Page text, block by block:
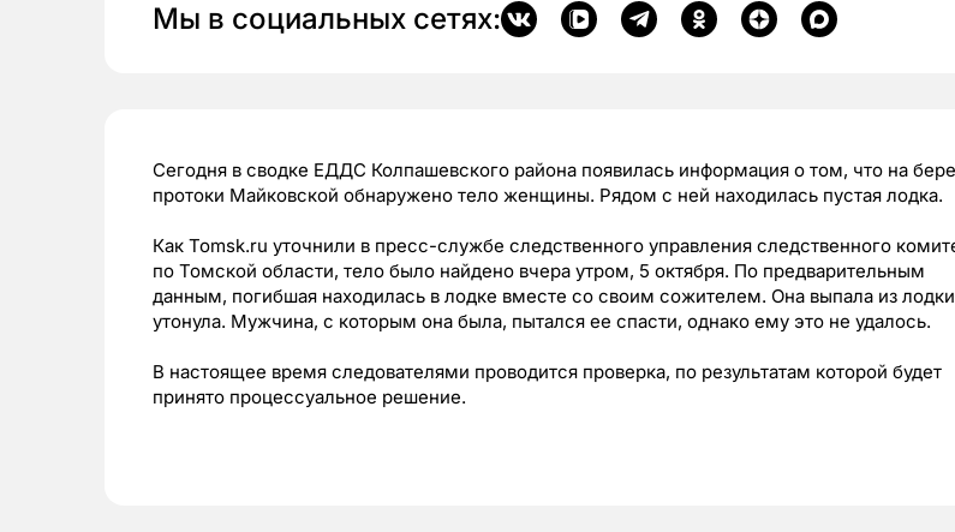
Мы в социальных сетях:
Сегодня в сводке ЕДДС Колпашевского района появилась информация о том, что на
протоки Майковской обнаружено тело женщины. Рядом с ней находилась пустая лодка.
Как Tomsk.ru уточнили в пресс-службе следственного управления следственного
по Томской области, тело было найдено вчера утром, 5 октября. По предварительным
данным, погибшая находилась в лодке вместе со своим сожителем. Она выпала из
утонула. Мужчина, с которым она была, пытался ее спасти, однако ему это не удалось.
В настоящее время следователями проводится проверка, по результатам которой будет
принято процессуальное решение.